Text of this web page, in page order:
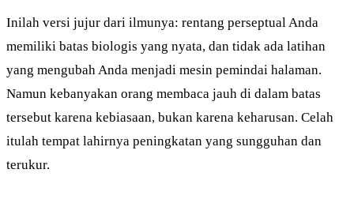
Inilah versi jujur dari ilmunya: rentang perseptual Anda
memiliki batas biologis yang nyata, dan tidak ada latihan
yang mengubah Anda menjadi mesin pemindai halaman.
Namun kebanyakan orang membaca jauh di dalam batas
tersebut karena kebiasaan, bukan karena keharusan. Celah
itulah tempat lahirnya peningkatan yang sungguhan dan
terukur.